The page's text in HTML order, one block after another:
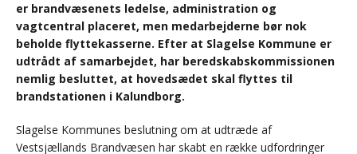
er brandvæsenets ledelse, administration og
vagtcentral placeret, men medarbejderne bør nok
beholde flyttekasserne. Efter at Slagelse Kommune er
udtrådt af samarbejdet, har beredskabskommissionen
nemlig besluttet, at hovedsædet skal flyttes til
brandstationen i Kalundborg.
Slagelse Kommunes beslutning om at udtræde af
Vestsjællands Brandvæsen har skabt en række udfordringer